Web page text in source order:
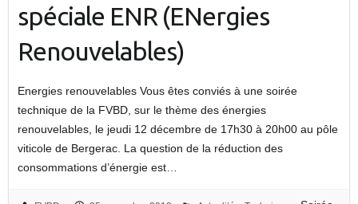
spéciale ENR (ENergies
Renouvelables)
Energies renouvelables Vous êtes conviés à une soirée
technique de la FVBD, sur le thème des énergies
renouvelables, le jeudi 12 décembre de 17h30 à 20h00 au pôle
viticole de Bergerac. La question de la réduction des
consommations d’énergie est…